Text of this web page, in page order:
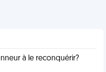
à le reconquérir?